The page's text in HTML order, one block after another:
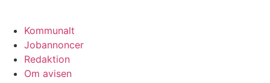
Kommunalt
Jobannoncer
Redaktion
Om avisen